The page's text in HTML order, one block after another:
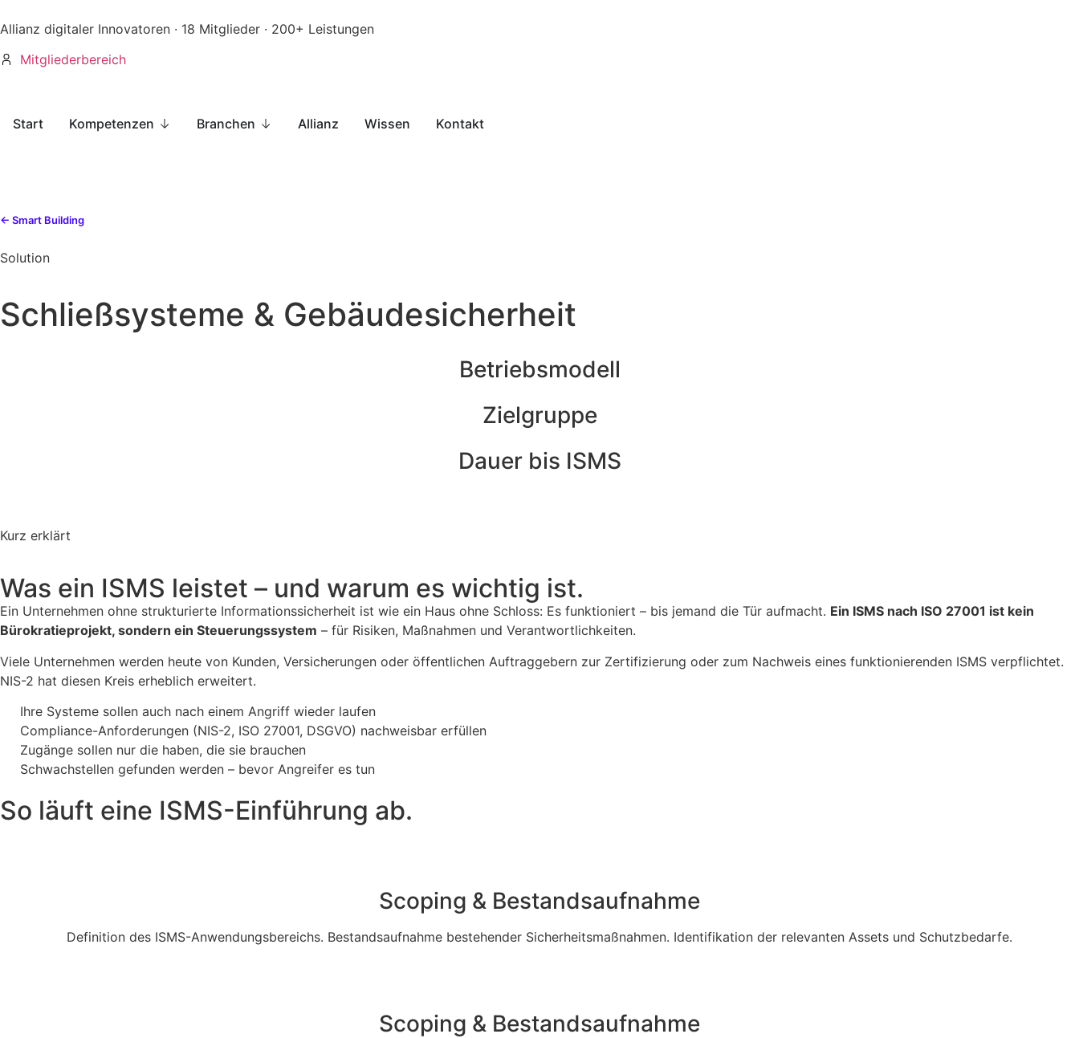
Allianz digitaler Innovatoren · 18 Mitglieder · 200+ Leistungen
Mitgliederbereich
Start Kompetenzen Branchen Allianz Wissen Kontakt
← Smart Building
Solution
Schließsysteme & Gebäudesicherheit
Betriebsmodell
Zielgruppe
Dauer bis ISMS
Kurz erklärt
Was ein ISMS leistet – und warum es wichtig ist.
Ein Unternehmen ohne strukturierte Informationssicherheit ist wie ein Haus ohne Schloss: Es funktioniert – bis jemand die Tür aufmacht. Ein ISMS nach ISO 27001 ist kein
Bürokratieprojekt, sondern ein Steuerungssystem – für Risiken, Maßnahmen und Verantwortlichkeiten.
Viele Unternehmen werden heute von Kunden, Versicherungen oder öffentlichen Auftraggebern zur Zertifizierung oder zum Nachweis eines funktionierenden ISMS verpflichtet.
NIS-2 hat diesen Kreis erheblich erweitert.
Ihre Systeme sollen auch nach einem Angriff wieder laufen
Compliance-Anforderungen (NIS-2, ISO 27001, DSGVO) nachweisbar erfüllen
Zugänge sollen nur die haben, die sie brauchen
Schwachstellen gefunden werden – bevor Angreifer es tun
So läuft eine ISMS-Einführung ab.
Scoping & Bestandsaufnahme
Definition des ISMS-Anwendungsbereichs. Bestandsaufnahme bestehender Sicherheitsmaßnahmen. Identifikation der relevanten Assets und Schutzbedarfe.
Scoping & Bestandsaufnahme